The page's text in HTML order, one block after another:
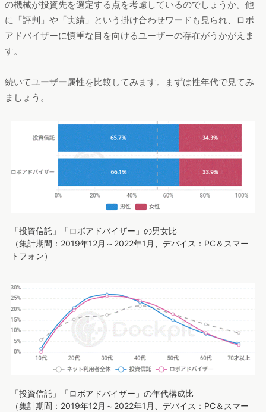
の機械が投資先を選定する点を考慮しているのでしょうか。他
に「評判」や「実績」という掛け合わせワードも見られ、ロボ
アドバイザーに慎重な目を向けるユーザーの存在がうかがえま
す。
続いてユーザー属性を比較してみます。まずは性年代で見てみ
ましょう。
「投資信託」「ロボアドバイザー」の男女比
（集計期間：2019年12月～2022年1月、デバイス：PC＆スマー
トフォン）
「投資信託」「ロボアドバイザー」の年代構成比
（集計期間：2019年12月～2022年1月、デバイス：PC＆スマー